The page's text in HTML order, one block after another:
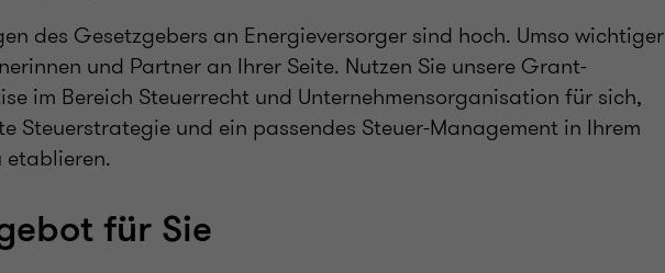
des Gesetzgebers an Energieversorger sind hoch. Umso wichtiger
und Partner an Ihrer Seite. Nutzen Sie unsere Grant-
im Bereich Steuerrecht und Unternehmensorganisation für sich,
Steuerstrategie und ein passendes Steuer-Management in Ihrem
etablieren.
für Sie